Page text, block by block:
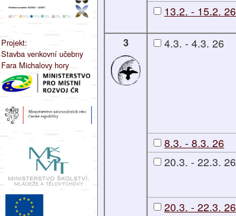
Projekt:
Stavba venkovní učebny
Fara Michalovy hory
13.2. - 15.2. 26
3 4.3. - 4.3. 26
8.3. - 8.3. 26
20.3. - 22.3. 26
20.3. - 22.3. 26